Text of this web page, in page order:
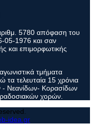
5780 απόφαση του
05-1976 και σαν
και επιμορφωτικής
τμήματα
τελευταία 15 χρόνια
- Νεανίδων- Κορασίδων
χορών.
idea.gr